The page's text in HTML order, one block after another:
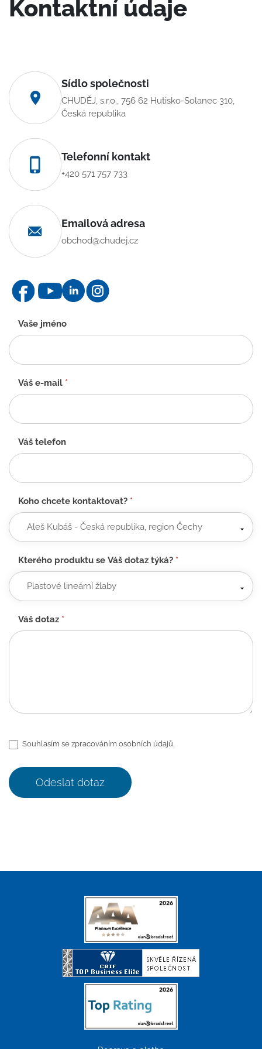
Kontaktní údaje
Sídlo společnosti
CHUDĚJ, s.r.o., 756 62 Hutisko-Solanec 310,
Česká republika
Telefonní kontakt
+420 571 757 733
Emailová adresa
obchod@chudej.cz
Kontaktní
formulář
-
CZ
Vaše jméno
Váš e-mail *
Váš telefon
Koho chcete kontaktovat? *
Kterého produktu se Váš dotaz týká? *
Váš dotaz *
Souhlasím se zpracováním osobních údajů.
Odeslat dotaz